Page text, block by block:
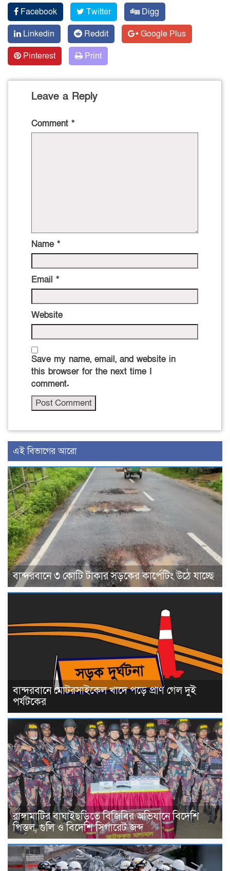
Facebook Twitter
Digg
Linkedin
Reddit
Google Plus
Pinterest
Print
Leave a Reply
Comment *
Name *
Email *
Website
Save my name, email, and website in
this browser for the next time I
comment.
এই বিভাগের আরো
বান্দরবানে ৩ কোটি টাকার সড়কের কার্পেটিং উঠে যাচ্ছে
বান্দরবানে মোটরসাইকেল খাদে পড়ে প্রাণ গেল দুই
পর্যটকের
রাঙ্গামাটির বাঘাইছড়িতে বিজিবির অভিযানে বিদেশি
পিস্তল, গুলি ও বিদেশি সিগারেট জব্দ